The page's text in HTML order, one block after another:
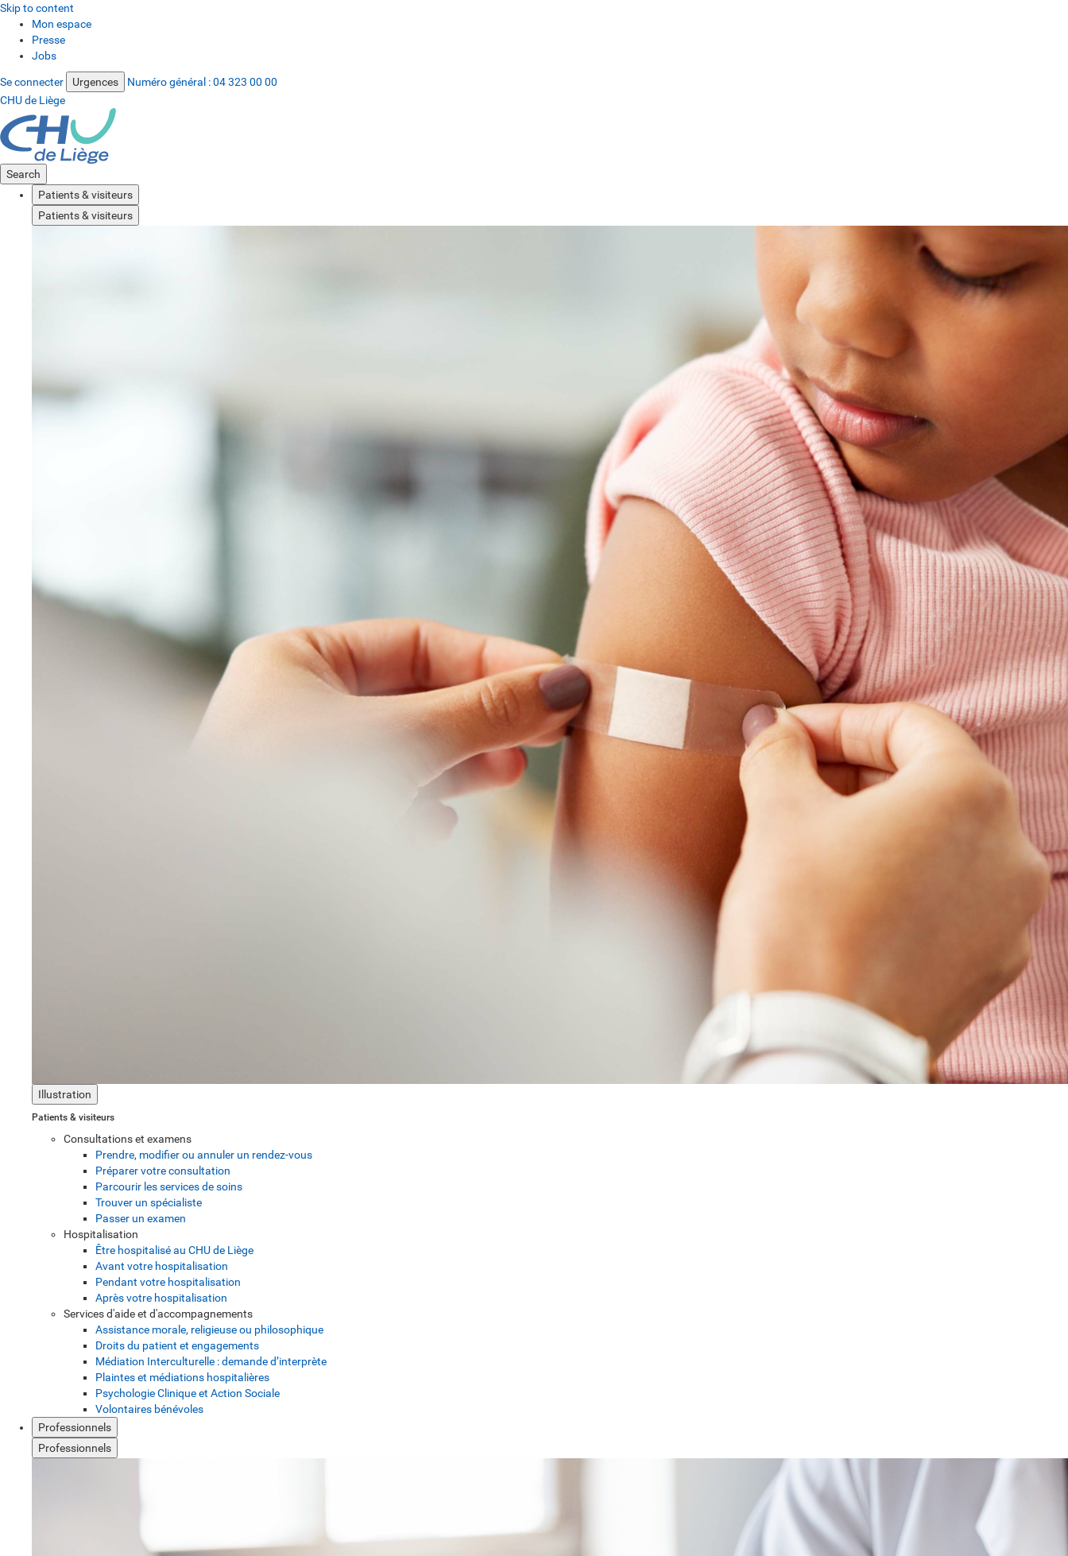
Skip to content
Mon espace
Presse
Jobs
Se connecter Urgences Numéro général :04 323 00 00
CHU de Liège
Search
Patients & visiteurs
Patients & visiteurs
Illustration
Patients & visiteurs
Consultations et examens
Prendre, modifier ou annuler un rendez-vous
Préparer votre consultation
Parcourir les services de soins
Trouver un spécialiste
Passer un examen
Hospitalisation
Être hospitalisé au CHU de Liège
Avant votre hospitalisation
Pendant votre hospitalisation
Après votre hospitalisation
Services d'aide et d'accompagnements
Assistance morale, religieuse ou philosophique
Droits du patient et engagements
Médiation Interculturelle : demande d’interprète
Plaintes et médiations hospitalières
Psychologie Clinique et Action Sociale
Volontaires bénévoles
Professionnels
Professionnels